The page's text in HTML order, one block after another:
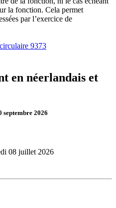
la fonction. Cela permet
par l’exercice de
circulaire 9373
en néerlandais et
septembre 2026
08 juillet 2026